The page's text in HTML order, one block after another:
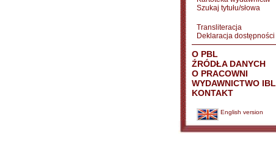
Szukaj tytułu/słowa
Transliteracja
Deklaracja dostępności
O PBL
ŹRÓDŁA DANYCH
O PRACOWNI
WYDAWNICTWO IBL
KONTAKT
English version